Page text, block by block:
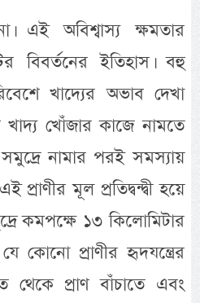
এই অবিশ্বাস্য ক্ষমতার
বিবর্তনের ইতিহাস। বহু
খাদ্যের অভাব দেখা
খোঁজার কাজে নামতে
নামার পরই সমস্যায়
প্রাণীর মূল প্রতিদ্বন্দ্বী হয়ে
কমপক্ষে ১৩ কিলোমিটার
কোনো প্রাণীর হৃদযন্ত্রের
থেকে প্রাণ বাঁচাতে এবং